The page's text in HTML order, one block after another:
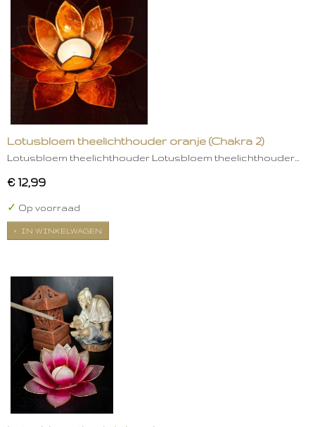
Lotusbloem theelichthouder oranje (Chakra 2)
Lotusbloem theelichthouder Lotusbloem theelichthouder…
€ 12,99
✓ Op voorraad
IN WINKELWAGEN